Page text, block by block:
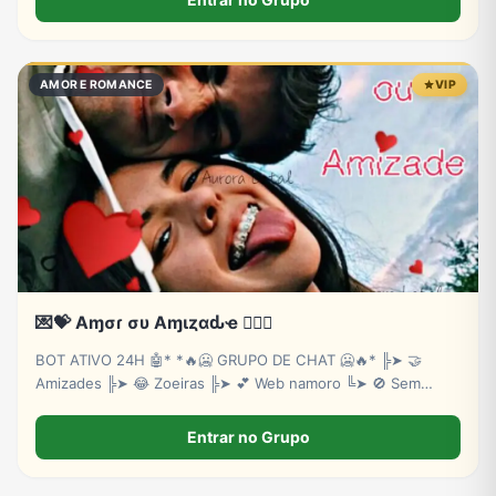
AMOR E ROMANCE VIP
💌💝 Aɱσɾ συ Aɱιȥαԃҽ ❤️‍🔥💘
BOT ATIVO 24H 🤖* *🔥🥶 GRUPO DE CHAT 🥶🔥* ╠➤ 🤝
Amizades ╠➤ 😂 Zoeiras ╠➤ 💕 Web namoro ╚➤ 🚫 Sem
Entrar no Grupo